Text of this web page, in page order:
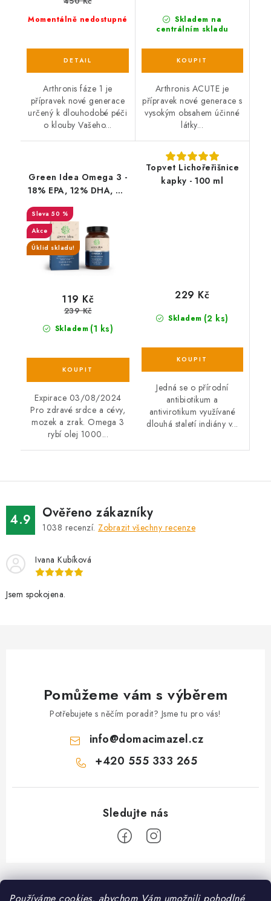
Momentálně nedostupné
Arthronis fáze 1 je
přípravek nové generace
určený k dlouhodobé péči
o klouby Vašeho...
Skladem na
centrálním skladu
Arthronis ACUTE je
přípravek nové generace s
vysokým obsahem účinné
látky...
Green Idea Omega 3 -
18% EPA, 12% DHA, 60
50 %
Akce
Úklid skladu!
Skladem (1 ks)
119 Kč
239 Kč
Expirace 03/08/2024
Pro zdravé srdce a cévy,
mozek a zrak. Omega 3
rybí olej 1000...
Topvet Lichořeřišnice
kapky - 100 ml
Skladem (2 ks)
229 Kč
Jedná se o přírodní
antibiotikum a
antivirotikum využívané
dlouhá staletí indiány v...
4.9 Ověřeno zákazníky
1038 recenzí. Zobrazit všechny recenze
Ivana Kubíková
Jsem spokojena.
Pomůžeme vám s výběrem
Potřebujete s něčím poradit? Jsme tu pro vás!
info@domacimazel.cz
+420 555 333 265
Z
á
Informace pro vás